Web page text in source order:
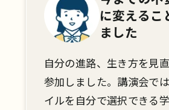
り、参加
良かった
学校相談ブースでは熱
問に答えていただき、
などの情報だけでは分